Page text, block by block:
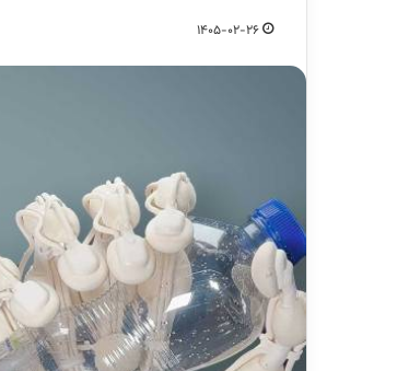
1405-02-26